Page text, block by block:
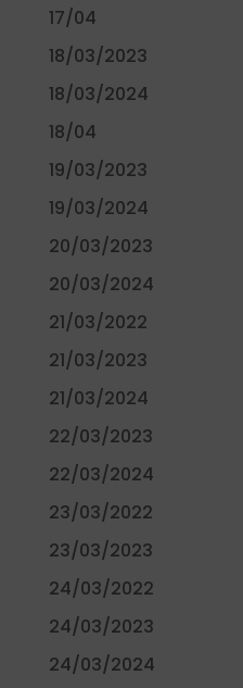
17/04
18/03/2023
18/03/2024
18/04
19/03/2023
19/03/2024
20/03/2023
20/03/2024
21/03/2022
21/03/2023
21/03/2024
22/03/2023
22/03/2024
23/03/2022
23/03/2023
24/03/2022
24/03/2023
24/03/2024